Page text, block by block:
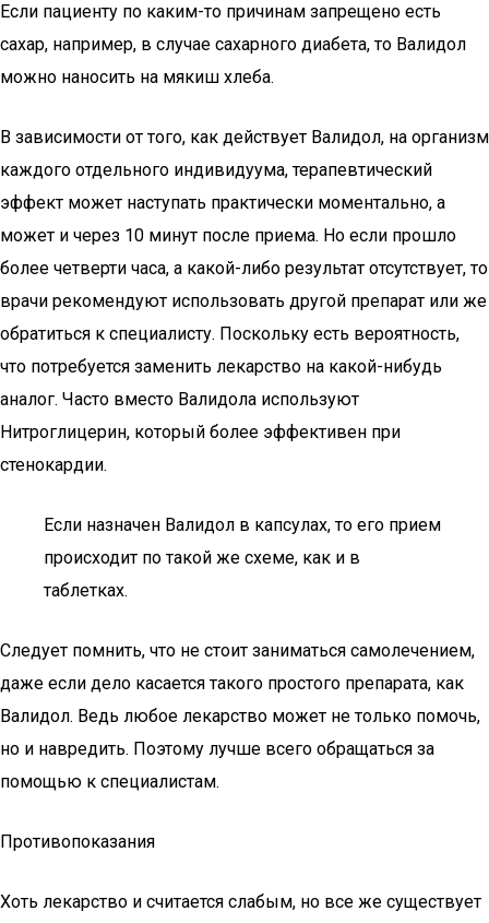
Если пациенту по каким-то причинам запрещено есть
сахар, например, в случае сахарного диабета, то Валидол
можно наносить на мякиш хлеба.
В зависимости от того, как действует Валидол, на организм
каждого отдельного индивидуума, терапевтический
эффект может наступать практически моментально, а
может и через 10 минут после приема. Но если прошло
более четверти часа, а какой-либо результат отсутствует, то
врачи рекомендуют использовать другой препарат или же
обратиться к специалисту. Поскольку есть вероятность,
что потребуется заменить лекарство на какой-нибудь
аналог. Часто вместо Валидола используют
Нитроглицерин, который более эффективен при
стенокардии.
Если назначен Валидол в капсулах, то его прием
происходит по такой же схеме, как и в
таблетках.
Следует помнить, что не стоит заниматься самолечением,
даже если дело касается такого простого препарата, как
Валидол. Ведь любое лекарство может не только помочь,
но и навредить. Поэтому лучше всего обращаться за
помощью к специалистам.
Противопоказания
Хоть лекарство и считается слабым, но все же существует